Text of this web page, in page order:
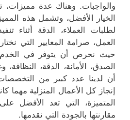
والواجبات. وهناك عدة مميزات،
الخيار الأفضل، وتشمل هذه
لطلبات العملاء، الدقة أثناء
العمل، صرامة المعايير التي
حيث نحرص أن يتوفر في
الصدق، الأمانة، الدقة،
أن لدينا عدد كبير من
إنجاز كل الأعمال المنزلية مهما
المتميزة، التي تعد الأفضل
مقارنتها بالجودة التي نقدمها.